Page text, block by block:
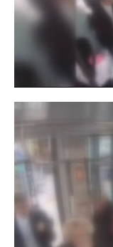
Aç